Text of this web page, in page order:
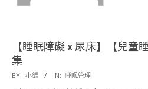
【睡眠障礙 x 尿床】【兒童
集
2018-
BY: 小編 IN: 睡眠管理